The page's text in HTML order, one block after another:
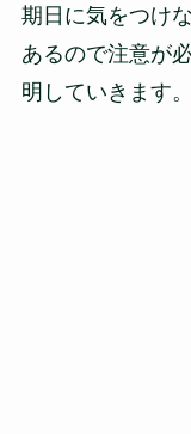
期日に気をつけ
あるので注意が
明していきます。